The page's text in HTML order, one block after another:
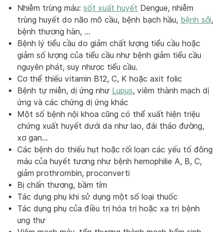
Nhiễm trùng máu: sốt xuất huyết Dengue, nhiễm
trùng huyết do não mô cầu, bệnh bạch hầu, bệnh sởi,
bệnh thương hàn, …
Bệnh lý tiểu cầu do giảm chất lượng tiểu cầu hoặc
giảm số lượng của tiểu cầu như bệnh giảm tiểu cầu
nguyên phát, suy nhược tiểu cầu.
Cơ thể thiếu vitamin B12, C, K hoặc axit folic
Bệnh tự miễn, dị ứng như Lupus, viêm thành mạch dị
ứng và các chứng dị ứng khác
Một số bệnh nội khoa cũng có thể xuất hiện triệu
chứng xuất huyết dưới da như lao, đái tháo đường,
xơ gan…
Các bệnh do thiếu hụt hoặc rối loạn các yếu tố đông
máu của huyết tương như bệnh hemophilie A, B, C,
giảm prothrombin, proconverti
Bị chấn thương, bầm tím
Tác dụng phụ khi sử dụng một số loại thuốc
Tác dụng phụ của điều trị hóa trị hoặc xạ trị bệnh
ung thư